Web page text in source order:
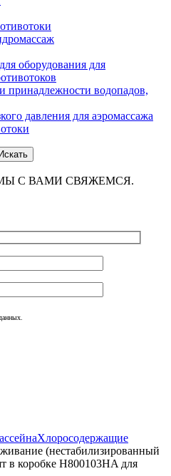
оборудования для
принадлежности водопадов,
давления для аэромассажа
Искать
С ВАМИ СВЯЖЕМСЯ.
Хлоросодержащие
(нестабилизированный
коробке H800103HA для